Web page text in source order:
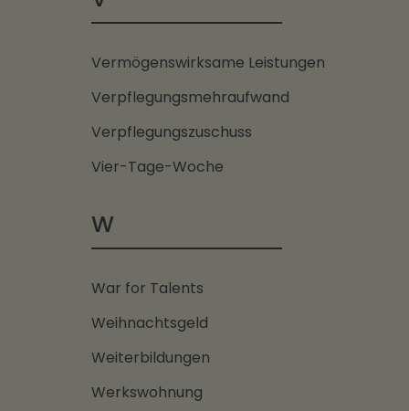
Vermögenswirksame Leistungen
Verpflegungsmehraufwand
Verpflegungszuschuss
Vier-Tage-Woche
W
War for Talents
Weihnachtsgeld
Weiterbildungen
Werkswohnung